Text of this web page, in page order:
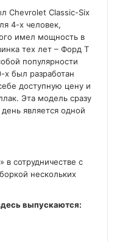
Chevrolet Classic-Six
4-х человек,
имел мощность в
тех лет – Форд Т
популярности
был разработан
доступную цену и
Эта модель сразу
является одной
» в сотрудничестве с
нескольких
выпускаются: